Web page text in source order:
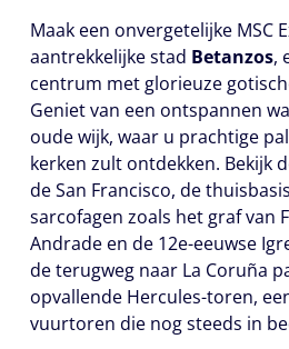
Maak een onvergetelijke MSC
aantrekkelijke stad Betanzos,
centrum met glorieuze
Geniet van een ontspannen
oude wijk, waar u prachtige
kerken zult ontdekken. Bekijk
de San Francisco, de
sarcofagen zoals het graf van
Andrade en de 12e-eeuwse
de terugweg naar La Coruña
opvallende Hercules-toren,
vuurtoren die nog steeds in